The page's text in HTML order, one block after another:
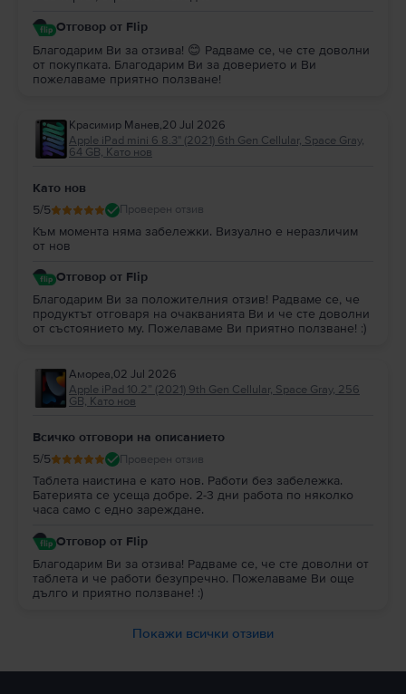
Отговор от Flip
Благодарим Ви за отзива! 😊 Радваме се, че сте доволни
от покупката. Благодарим Ви за доверието и Ви
пожелаваме приятно ползване!
Красимир Манев,20 Jul 2026
Apple iPad mini 6 8.3" (2021) 6th Gen Cellular, Space Gray,
64 GB, Като нов
Като нов
5/5 Проверен отзив
Към момента няма забележки. Визуално е неразличим
от нов
Отговор от Flip
Благодарим Ви за положителния отзив! Радваме се, че
продуктът отговаря на очакванията Ви и че сте доволни
от състоянието му. Пожелаваме Ви приятно ползване! :)
Амореа,02 Jul 2026
Apple iPad 10.2” (2021) 9th Gen Cellular, Space Gray, 256
GB, Като нов
Всичко отговори на описанието
5/5 Проверен отзив
Таблета наистина е като нов. Работи без забележка.
Батерията се усеща добре. 2-3 дни работа по няколко
часа само с едно зареждане.
Отговор от Flip
Благодарим Ви за отзива! Радваме се, че сте доволни от
таблета и че работи безупречно. Пожелаваме Ви още
дълго и приятно ползване! :)
Покажи всички отзиви